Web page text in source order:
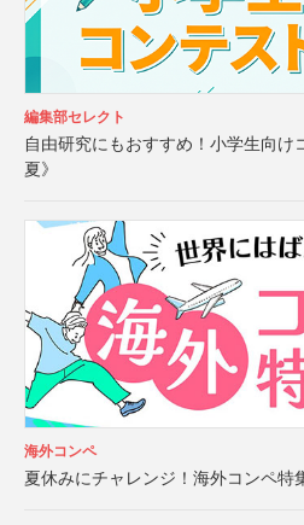
編集部セレクト
自由研究にもおすすめ！小学生向け
夏》
海外コンペ
夏休みにチャレンジ！海外コンペ特